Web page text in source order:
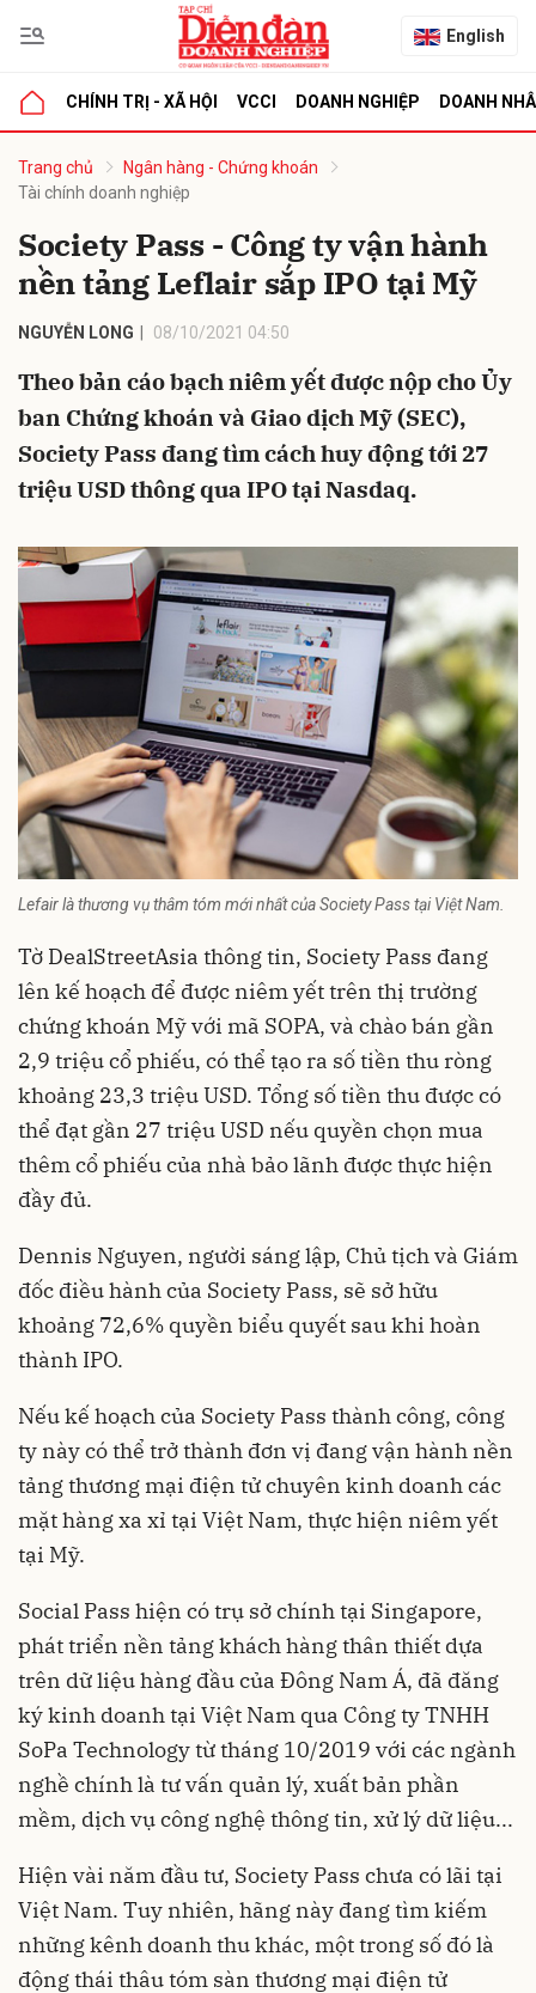
English
CHÍNH TRỊ - XÃ HỘI VCCI DOANH NGHIỆP DOANH
Trang chủ
Ngân hàng - Chứng khoán
Tài chính doanh nghiệp
Society Pass - Công ty vận hành
nền tảng Leflair sắp IPO tại Mỹ
NGUYỄN LONG 08/10/2021 04:50
Theo bản cáo bạch niêm yết được nộp cho Ủy
ban Chứng khoán và Giao dịch Mỹ (SEC),
Society Pass đang tìm cách huy động tới 27
triệu USD thông qua IPO tại Nasdaq.
Lefair là thương vụ thâm tóm mới nhất của Society Pass tại Việt Nam.
Tờ DealStreetAsia thông tin, Society Pass đang
lên kế hoạch để được niêm yết trên thị trường
chứng khoán Mỹ với mã SOPA, và chào bán gần
2,9 triệu cổ phiếu, có thể tạo ra số tiền thu ròng
khoảng 23,3 triệu USD. Tổng số tiền thu được có
thể đạt gần 27 triệu USD nếu quyền chọn mua
thêm cổ phiếu của nhà bảo lãnh được thực hiện
đầy đủ.
Dennis Nguyen, người sáng lập, Chủ tịch và Giám
đốc điều hành của Society Pass, sẽ sở hữu
khoảng 72,6% quyền biểu quyết sau khi hoàn
thành IPO.
Nếu kế hoạch của Society Pass thành công, công
ty này có thể trở thành đơn vị đang vận hành nền
tảng thương mại điện tử chuyên kinh doanh các
mặt hàng xa xỉ tại Việt Nam, thực hiện niêm yết
tại Mỹ.
Social Pass hiện có trụ sở chính tại Singapore,
phát triển nền tảng khách hàng thân thiết dựa
trên dữ liệu hàng đầu của Đông Nam Á, đã đăng
ký kinh doanh tại Việt Nam qua Công ty TNHH
SoPa Technology từ tháng 10/2019 với các ngành
nghề chính là tư vấn quản lý, xuất bản phần
mềm, dịch vụ công nghệ thông tin, xử lý dữ liệu...
Hiện vài năm đầu tư, Society Pass chưa có lãi tại
Việt Nam. Tuy nhiên, hãng này đang tìm kiếm
những kênh doanh thu khác, một trong số đó là
động thái thâu tóm sàn thương mại điện tử
luận
Hủy